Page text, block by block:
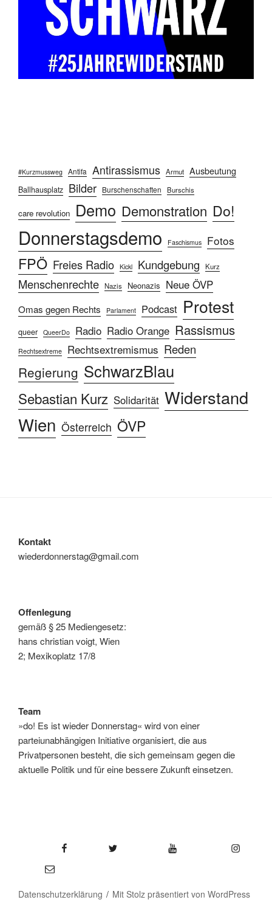
#Kurzmussweg Antifa Antirassismus Armut Ausbeutung
Ballhausplatz Bilder Burschenschaften Burschis
care revolution Demo Demonstration Do!
Donnerstagsdemo Faschismus Fotos
FPÖ Freies Radio Kickl Kundgebung Kurz
Menschenrechte Nazis Neonazis Neue ÖVP
Omas gegen Rechts Parlament Podcast Protest
queer QueerDo Radio Radio Orange Rassismus
Rechtsextreme Rechtsextremismus Reden
Regierung SchwarzBlau
Sebastian Kurz Solidarität Widerstand
Wien Österreich ÖVP
Kontakt
wiederdonnerstag@gmail.com
Offenlegung
gemäß § 25 Mediengesetz:
hans christian voigt, Wien
2; Mexikoplatz 17/8
Team
»do! Es ist wieder Donnerstag« wird von einer
parteiunabhängigen Initiative organisiert, die aus
Privatpersonen besteht, die sich gemeinsam gegen die
aktuelle Politik und für eine bessere Zukunft einsetzen.
E-Mail
Datenschutzerklärung Mit Stolz präsentiert von WordPress